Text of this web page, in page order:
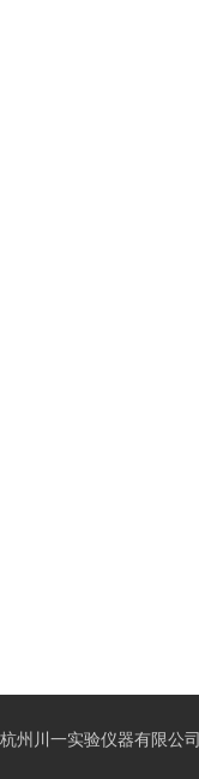
杭州川一实验仪器有限公司